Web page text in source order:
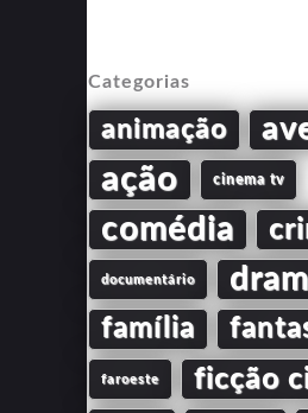
Categorias
animação
ação cinema tv
comédia
documentário
família
faroeste ficção